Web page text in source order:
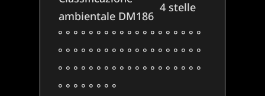
ambientale DM186
4 stelle
° ° ° ° ° ° ° ° ° ° ° ° ° ° ° ° ° ° °
° ° ° ° ° ° ° ° ° ° ° ° ° ° ° ° ° ° °
° ° ° ° ° ° ° ° ° ° ° ° ° ° ° ° ° ° °
° ° ° ° ° ° ° °